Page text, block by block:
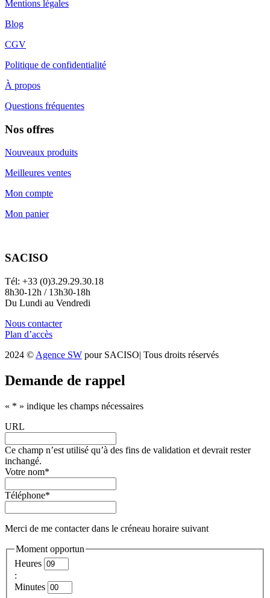
Mentions légales
Blog
CGV
Politique de confidentialité
À propos
Questions fréquentes
Nos offres
Nouveaux produits
Meilleures ventes
Mon compte
Mon panier
SACISO
Tél: +33 (0)3.29.29.30.18
8h30-12h / 13h30-18h
Du Lundi au Vendredi
Nous contacter
Plan d’accès
2024 © Agence SW pour SACISO| Tous droits réservés
Demande de rappel
« * » indique les champs nécessaires
URL
Ce champ n’est utilisé qu’à des fins de validation et devrait rester
inchangé.
Votre nom*
Téléphone*
Merci de me contacter dans le créneau horaire suivant
Moment opportun
Heures
:
Minutes